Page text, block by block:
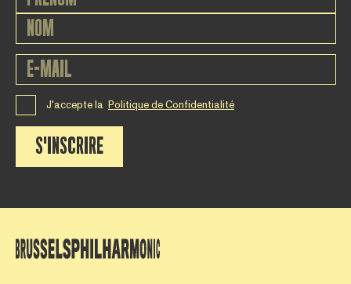
J'accepte la Politique de Confidentialité
S'INSCRIRE